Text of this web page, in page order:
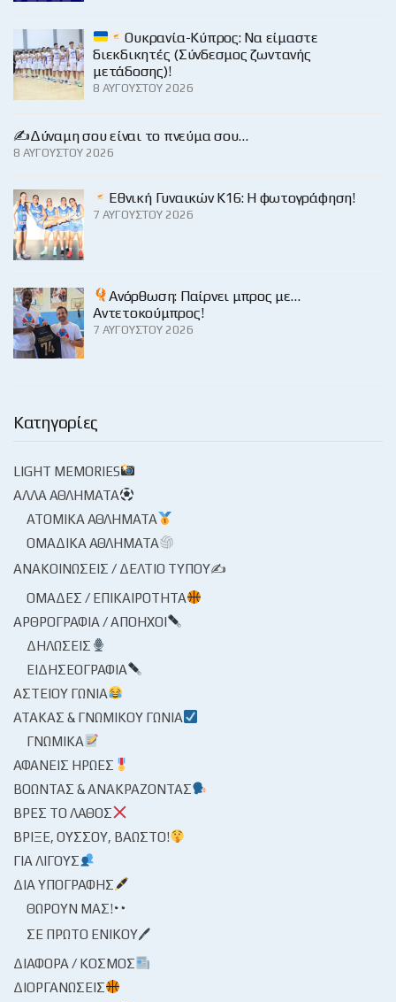
Ουκρανία-Κύπρος: Να είμαστε
διεκδικητές (Σύνδεσμος ζωντανής
μετάδοσης)!
8 ΑΥΓΟΎΣΤΟΥ 2026
✍️Δύναμη σου είναι το πνεύμα σου…
8 ΑΥΓΟΎΣΤΟΥ 2026
Εθνική Γυναικών Κ16: Η φωτογράφηση!
7 ΑΥΓΟΎΣΤΟΥ 2026
Ανόρθωση: Παίρνει μπρος με…
Αντετοκούμπρος!
7 ΑΥΓΟΎΣΤΟΥ 2026
Κατηγορίες
LIGHT MEMORIES
ΆΛΛΑ ΑΘΛΉΜΑΤΑ
ΑΤΟΜΙΚΆ ΑΘΛΉΜΑΤΑ
ΟΜΑΔΙΚΆ ΑΘΛΉΜΑΤΑ
ΑΝΑΚΟΙΝΏΣΕΙΣ / ΔΕΛΤΊΟ ΤΎΠΟΥ✍
ΟΜΆΔΕΣ / ΕΠΙΚΑΙΡΌΤΗΤΑ
ΑΡΘΡΟΓΡΑΦΊΑ / ΑΠΌΗΧΟΙ
ΔΗΛΏΣΕΙΣ
ΕΙΔΗΣΕΟΓΡΑΦΊΑ
ΑΣΤΕΊΟΥ ΓΩΝΊΑ
ΑΤΆΚΑΣ & ΓΝΩΜΙΚΟΎ ΓΩΝΊΑ
ΓΝΩΜΙΚΆ
ΑΦΑΝΕΊΣ ΉΡΩΕΣ
ΒΟΏΝΤΑΣ & ΑΝΑΚΡΆΖΟΝΤΑΣ
ΒΡΕΣ ΤΟ ΛΆΘΟΣ
ΒΡΊΞΕ, ΟΎΣΣΟΥ, ΒΆΩΣΤΟ!
ΓΙΑ ΛΊΓΟΥΣ
ΔΙΑ ΥΠΟΓΡΑΦΉΣ
ΘΩΡΟΎΝ ΜΑΣ!
ΣΕ ΠΡΏΤΟ ΕΝΙΚΟΎ🖊
ΔΙΆΦΟΡΑ / ΚΌΣΜΟΣ
ΔΙΟΡΓΑΝΏΣΕΙΣ